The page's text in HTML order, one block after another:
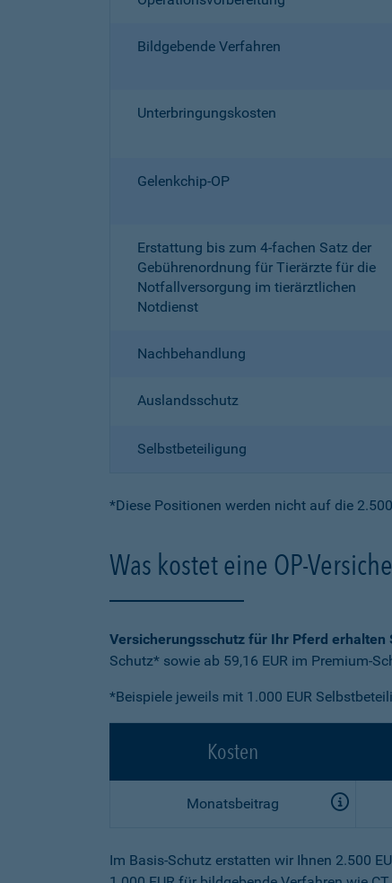
Bildgebende Verfahren
Unterbringungskosten
Gelenkchip-OP
Erstattung bis zum 4-fachen Satz der
Gebührenordnung für Tierärzte für die
Notfallversorgung im tierärztlichen
Notdienst
Nachbehandlung
Auslandsschutz
Selbstbeteiligung
*Diese Positionen werden nicht auf die
Was kostet eine OP-
Versicherungsschutz für Ihr Pferd erhalten
Schutz* sowie ab 59,16 EUR im Premium-
*Beispiele jeweils mit 1.000 EUR
Kosten
Monatsbeitrag
Im Basis-Schutz erstatten wir Ihnen 2.500